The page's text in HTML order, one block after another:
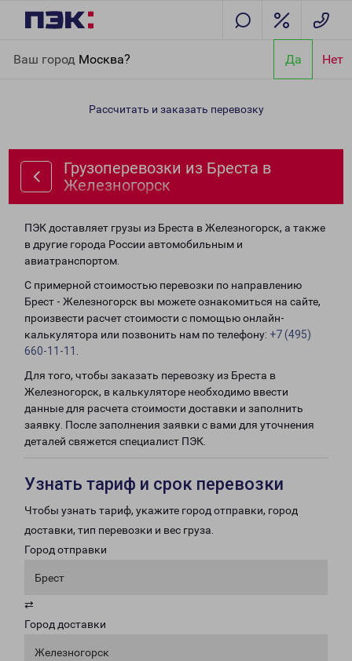
Ваш город Москва? Да Нет
Железногорск
Рассчитать и заказать перевозку
Грузоперевозки из Бреста в
Железногорск
ПЭК доставляет грузы из Бреста в Железногорск, а также
в другие города России автомобильным и
авиатранспортом.
С примерной стоимостью перевозки по направлению
Брест - Железногорск вы можете ознакомиться на сайте,
произвести расчет стоимости с помощью онлайн-
калькулятора или позвонить нам по телефону: +7 (495)
660-11-11
Для того, чтобы заказать перевозку из Бреста в
Железногорск, в калькуляторе необходимо ввести
данные для расчета стоимости доставки и заполнить
заявку. После заполнения заявки с вами для уточнения
деталей свяжется специалист ПЭК.
Узнать тариф и срок перевозки
Чтобы узнать тариф, укажите город отправки, город
доставки, тип перевозки и вес груза.
Город отправки
Брест
⇄
Город доставки
Железногорск